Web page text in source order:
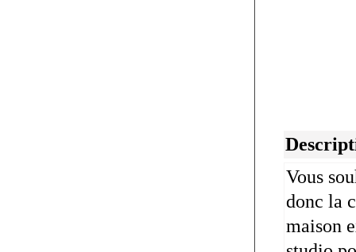
Vous
donc la
maison